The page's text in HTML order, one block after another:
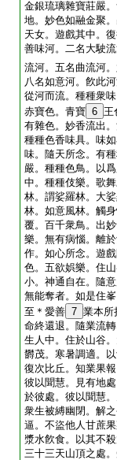
金銀琉璃雜寶莊嚴
地。妙色如融金聚
天女。遊戲其中。
善味河。二名大駛
流河。五名曲流河
八名如意河。飮此
從河而流。種種衆
赤寶色。青寶 6 王
有雜色。妙香流出
種種色香味具。味
味。隨天所念。有
嚴。種種色鳥。以
中。種種伎樂。歌
林。謂娑羅林。大
林。如意風林。觸
覆。百千衆鳥。出
樂。無有病惱。離
作。如心所念。遊
色。五欲娯樂。住
小。神通自在。隨
無能奪者。如是住
至＊愛善 7 業本所
命終還退。隨業流
生人中。住於山谷
欝茂。寒暑調適。
復次比丘。知業果
彼以聞慧。見有地
於彼處。彼以聞慧
衆生被縛幽閉。解
逼。不盜他人甘蔗
漿水飮食。以其不
三十三天山頂之處